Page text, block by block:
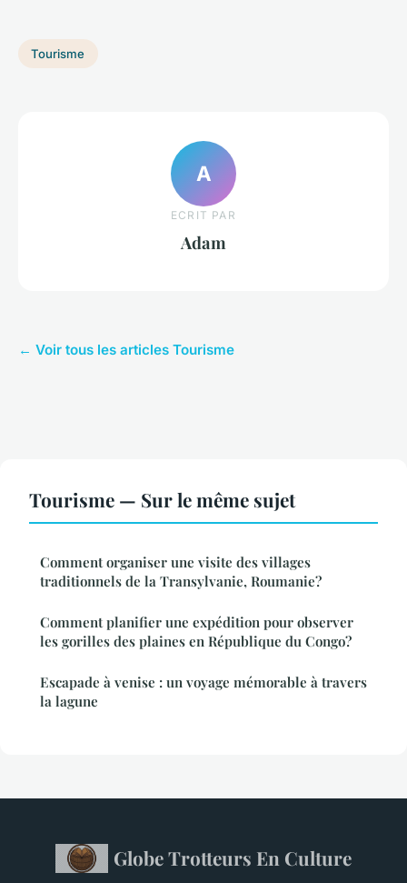
Tourisme
A
ECRIT PAR
Adam
← Voir tous les articles Tourisme
Tourisme — Sur le même sujet
Comment organiser une visite des villages
traditionnels de la Transylvanie, Roumanie?
Comment planifier une expédition pour observer
les gorilles des plaines en République du Congo?
Escapade à venise : un voyage mémorable à travers
la lagune
Globe Trotteurs En Culture